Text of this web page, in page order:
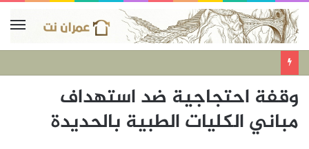
وقفة احتجاجية ضد استهداف
مباني الكليات الطبية بالحديدة